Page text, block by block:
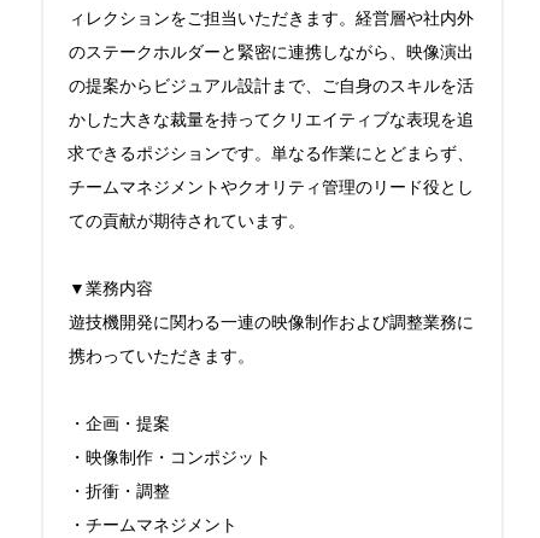
ィレクションをご担当いただきます。経営層や社内外
のステークホルダーと緊密に連携しながら、映像演出
の提案からビジュアル設計まで、ご自身のスキルを活
かした大きな裁量を持ってクリエイティブな表現を追
求できるポジションです。単なる作業にとどまらず、
チームマネジメントやクオリティ管理のリード役とし
ての貢献が期待されています。
▼業務内容
遊技機開発に関わる一連の映像制作および調整業務に
携わっていただきます。
・企画・提案
・映像制作・コンポジット
・折衝・調整
・チームマネジメント